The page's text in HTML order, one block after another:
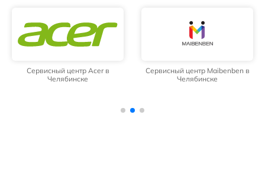
Сервисный центр Acer в
Челябинске
Сервисный центр Maibenben в
Челябинске